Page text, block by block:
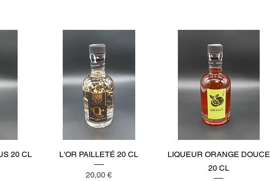
20 CL Aperçu rapide
L'OR PAILLETÉ 20 CL
Prix
20,00 €
Aperçu rapide
LIQUEUR ORANGE DOUCE
20 CL